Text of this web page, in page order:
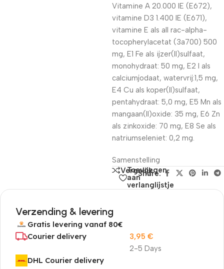
Vitamine A 20.000 IE (E672),
vitamine D3 1.400 IE (E671),
vitamine E als all rac-alpha-
tocopherylacetat (3a700) 500
mg, E1 Fe als ijzer(II)sulfaat,
monohydraat: 50 mg, E2 I als
calciumjodaat, watervrij:1,5 mg,
E4 Cu als koper(II)sulfaat,
pentahydraat: 5,0 mg, E5 Mn als
mangaan(II)oxide: 35 mg, E6 Zn
als zinkoxide: 70 mg, E8 Se als
natriumseleniet: 0,2 mg.
Samenstelling
Vergelijk
Toevoegen
aan
verlanglijstje
Share:
Verzending & levering
Gratis levering vanaf 80€
Courier delivery
2-5 Days
3,95 €
DHL Courier delivery